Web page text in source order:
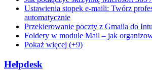
Ustawienia stopek e-maili: Twórz
automatycznie
Przekierowanie poczty z Gmaila do
Foldery w module Mail – jak
Pokaż więcej (+9)
Helpdesk